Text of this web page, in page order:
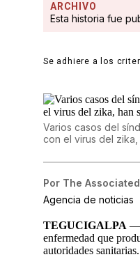
ARCHIVO
Esta historia fue
Se adhiere a los
Varios casos del
con el virus del
Por The
Agencia de noticias
TEGUCIGALPA —
enfermedad que
autoridades sanitarias.